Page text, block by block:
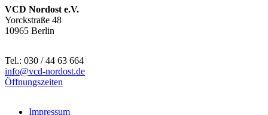
VCD Nordost e.V.
Yorckstraße 48
10965 Berlin
Tel.: 030 / 44 63 664
info@vcd-nordost.de
Öffnungszeiten
Impressum